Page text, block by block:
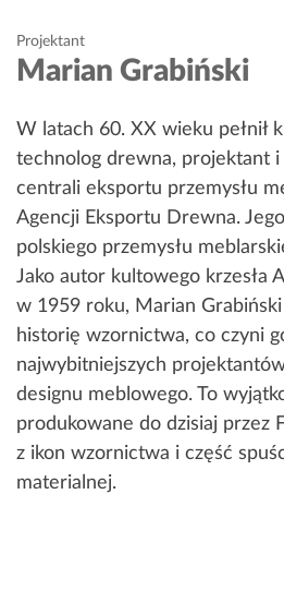
Projektant
Marian Grabiński
W latach 60. XX wieku pełnił
technolog drewna, projektant
centrali eksportu przemysłu
Agencji Eksportu Drewna.
polskiego przemysłu
Jako autor kultowego krzesła
w 1959 roku, Marian Grabiński
historię wzornictwa, co czyni
najwybitniejszych
designu meblowego. To
produkowane do dzisiaj przez
z ikon wzornictwa i część
materialnej.